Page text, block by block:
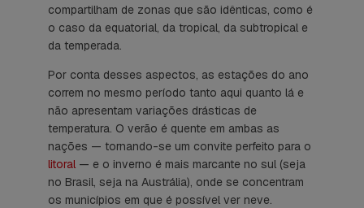
compartilham de zonas que são idênticas, como é
o caso da equatorial, da tropical, da subtropical e
da temperada.
Por conta desses aspectos, as estações do ano
correm no mesmo período tanto aqui quanto lá e
não apresentam variações drásticas de
temperatura. O verão é quente em ambas as
nações — tornando-se um convite perfeito para o
litoral — e o inverno é mais marcante no sul (seja
no Brasil, seja na Austrália), onde se concentram
os municípios em que é possível ver neve.